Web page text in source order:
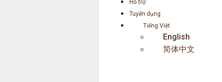
Hỗ trợ
Tuyển dụng
Tiếng Việt
English
简体中文